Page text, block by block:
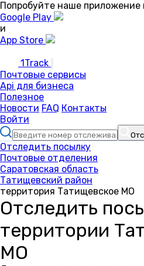
Попробуйте наше приложение
Google Play
и
App Store
1Track
Почтовые сервисы
Api для бизнеса
Полезное
Новости FAQ Контакты
Войти
Отследить посылку
Почтовые отделения
Саратовская область
Татищевский район
территория Татищевское МО
Отследить
территории
МО